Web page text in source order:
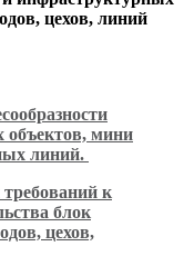
цехов, линий
объектов, мини
линий.
требований к
блок
цехов,